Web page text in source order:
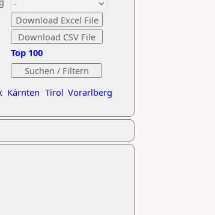
Kärnten Tirol Vorarlberg
Top 100